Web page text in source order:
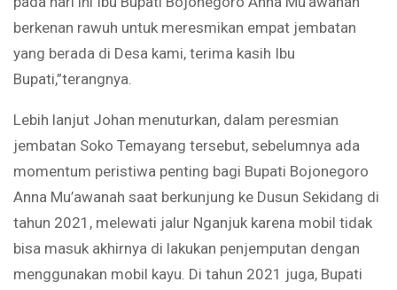
berkenan rawuh untuk meresmikan empat jembatan
yang berada di Desa kami, terima kasih Ibu
Bupati,”terangnya.
Lebih lanjut Johan menuturkan, dalam peresmian
jembatan Soko Temayang tersebut, sebelumnya ada
momentum peristiwa penting bagi Bupati Bojonegoro
Anna Mu’awanah saat berkunjung ke Dusun Sekidang di
tahun 2021, melewati jalur Nganjuk karena mobil tidak
bisa masuk akhirnya di lakukan penjemputan dengan
menggunakan mobil kayu. Di tahun 2021 juga, Bupati